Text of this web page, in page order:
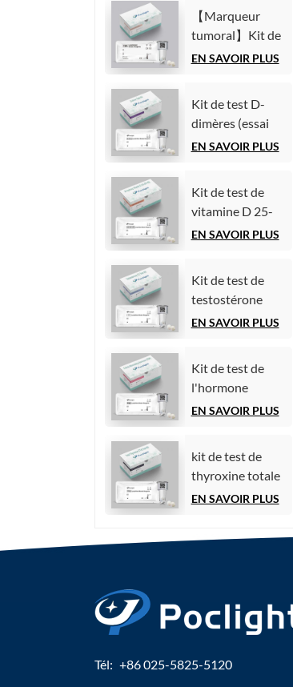
homogène)
(Immunoessai
par
chimiluminescence
【Marqueur
tumoral】Kit de
test de l'antigène
(Immunoessai
par
chimiluminescence
EN SAVOIR PLUS
Kit de test D-
dimères (essai
immunologique
homogène)
EN SAVOIR PLUS
Kit de test de
vitamine D 25-
hydroxy (essai
chimiluminescence
homogène))
EN SAVOIR PLUS
Kit de test de
testostérone
(essai
chimiluminescence)
EN SAVOIR PLUS
Kit de test de
l'hormone
folliculo-
EN SAVOIR PLUS
kit de test de
thyroxine totale
(TT4)
EN SAVOIR PLUS
Tél: +86 025-5825-5120